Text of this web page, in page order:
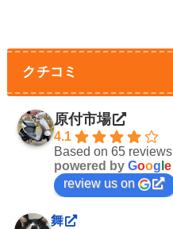
クチコミ
原付市場
4.1
Based on 65 reviews
powered by Goog e
review us on
舞